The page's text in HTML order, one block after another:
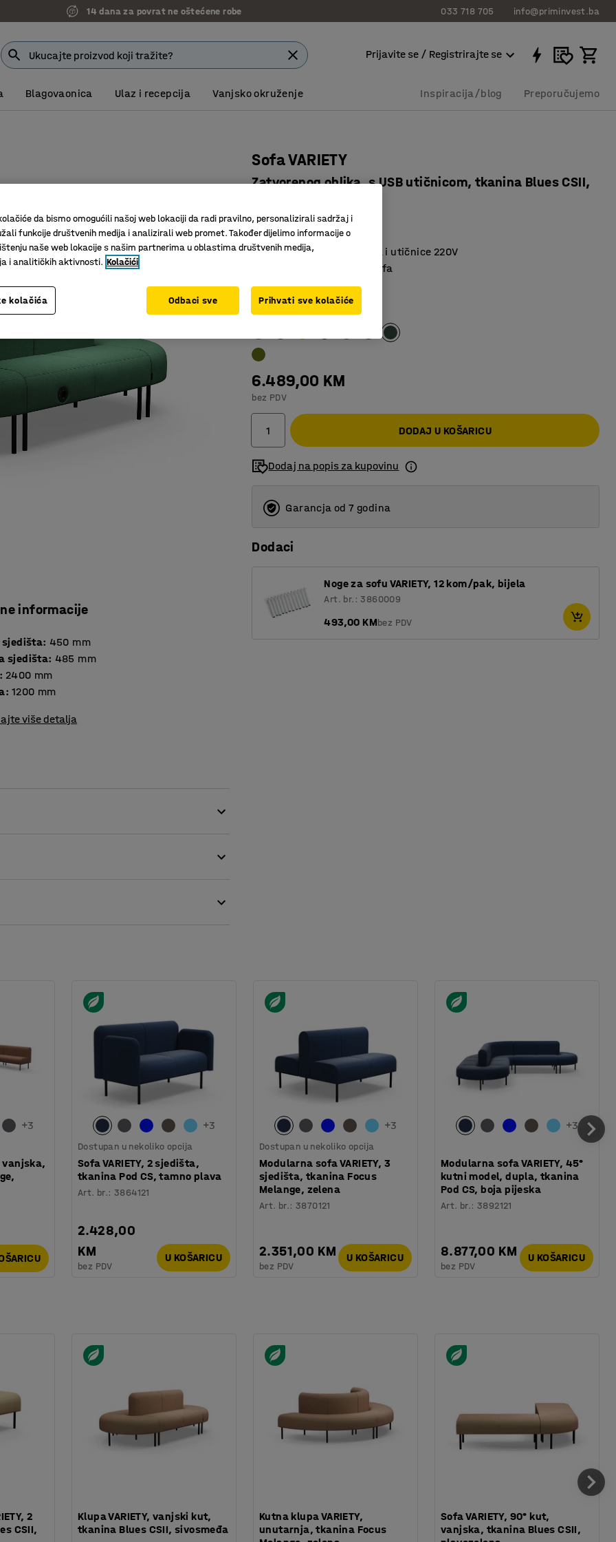
14 dana za povrat ne oštećene robe 033 718 705 info@priminvest.ba
Prijavite se / Registrirajte se
Blagovaonica Ulaz i recepcija Vanjsko okruženje Inspiracija/blog Preporučujemo
informacije
sjedišta: 450 mm
sjedišta: 485 mm
: 2400 mm
: 1200 mm
više detalja
računala možete puniti tamo gdje
Ima okrugle noge s navojima koji
da je udobno sjediti, čak i dulje vrijeme.
presvučena je izdržljivom tkaninom prema
veličina. Serija namještaja se sastoji
drugim namještajem na više načina za
Sofa VARIETY
Zatvorenog oblika, s USB utičnicom, tkanina Blues CSII,
Art. br.:3898107
Integrirana USB utičnica i utičnice 220V
Prostrana i praktična sofa
Izdržljiv materijal
Boja
6.489,00 KM
bez PDV
DODAJ U KOŠARICU
Dodaj na popis za kupovinu
Garancja od 7 godina
Dodaci
Noge za sofu VARIETY, 12 kom/pak, bijela
Art. br.: 3860009
493,00 KMbez PDV
+3
vanjska,
+3
Dostupan u nekoliko opcija
Sofa VARIETY, 2 sjedišta,
tkanina Pod CS, tamno plava
Art. br.:3864121
2.428,00
KM
bez PDV
U KOŠARICU
+3
Dostupan u nekoliko opcija
Modularna sofa VARIETY, 3
sjedišta, tkanina Focus
Melange, zelena
Art. br.:3870121
2.351,00 KM
bez PDV
U KOŠARICU
+3
Modularna sofa VARIETY, 45°
kutni model, dupla, tkanina
Pod CS, boja pijeska
Art. br.:3892121
8.877,00 KM
bez PDV
U KOŠARICU
2
CSII,
Klupa VARIETY, vanjski kut,
tkanina Blues CSII, sivosmeđa
Kutna klupa VARIETY,
unutarnja, tkanina Focus
Sofa VARIETY, 90° kut,
vanjska, tkanina Blues CSII,
da bismo omogućili našoj web lokaciji da radi pravilno, personalizirali sadržaj i
funkcije društvenih medija i analizirali web promet. Također dijelimo informacije o
naše web lokacije s našim partnerima u oblastima društvenih medija,
i analitičkih aktivnosti. Kolačići
kolačića Odbaci sve Prihvati sve kolačiće